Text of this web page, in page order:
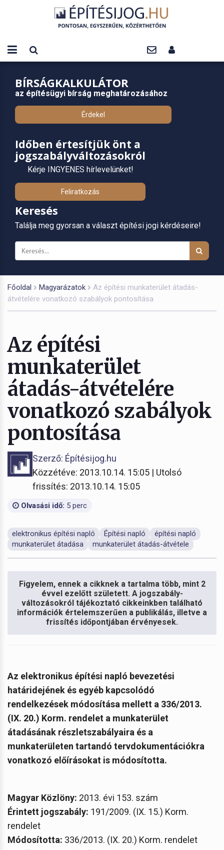
BÍRSÁGKALKULÁTOR
az építésügyi bírság meghatározásához
Érdekel
Időben értesítjük önt a
jogszabályváltozásokról
Kérje INGYENES hírlevelünket!
Feliratkozás
Keresés
Találja meg gyorsan a választ építési jogi kérdéseire!
Főoldal Magyarázatok
Az építési munkaterület átadás-
átvételére vonatkozó szabályok pontosítása
Az építési
munkaterület
átadás-átvételére
vonatkozó szabályok
pontosítása
Szerző: Építésijog.hu
Közzétéve: 2013.10.14. 15:05 | Utolsó
frissítés: 2013.10.14. 15:05
Olvasási idő: 5 perc
elektronikus építési napló Építési napló
építési napló
munkaterület átadása
munkaterület átadás-átvétele
Figyelem, ennek a cikknek a tartalma több, mint 2
évvel ezelőtt született. A jogszabály-
változásokról tájékoztató cikkeinkben található
információk értelemszerűen a publikálás, illetve a
frissítés időpontjában érvényesek.
Az elektronikus építési napló bevezetési
határidejének és egyéb kapcsolódó
rendelkezések módosítása mellett a 336/2013.
(IX. 20.) Korm. rendelet a munkaterület
átadásának részletszabályaira és a
munkaterületen tartandó tervdokumentációkra
vonatkozó előírásokat is módosította.
Magyar Közlöny: 2013. évi 153. szám
Érintett jogszabály: 191/2009. (IX. 15.) Korm.
rendelet
Módosította: 336/2013. (IX. 20.) Korm. rendelet